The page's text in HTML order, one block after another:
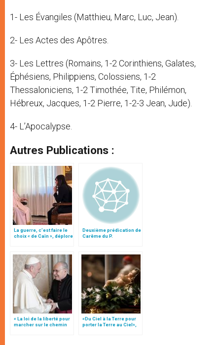
1- Les Évangiles (Matthieu, Marc, Luc, Jean).
2- Les Actes des Apôtres.
3- Les Lettres (Romains, 1-2 Corinthiens, Galates,
Éphésiens, Philippiens, Colossiens, 1-2
Thessaloniciens, 1-2 Timothée, Tite, Philémon,
Hébreux, Jacques, 1-2 Pierre, 1-2-3 Jean, Jude).
4- L’Apocalypse.
Autres Publications :
La guerre, c’est faire le
choix « de Caïn », déplore
Deuxième prédication de
Carême du P.
« La loi de la liberté pour
marcher sur le chemin
«Du Ciel à la Terre pour
porter la Terre au Ciel»,